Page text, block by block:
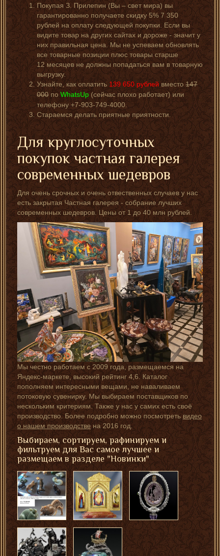
Покупая З. Прилепин (Вы – свет мира) вы
гарантированно получаете скидку 5% 7 350
рублей на оплату следующей покупки. Если вы
видите товар на других сайтах и дороже - значит у
них правильная цена. Мы не успеваем обновлять
все товарные позиции плюс товары старше
12 месяцев не должны попадаться вам в товарную
выгрузку.
Узнайте, как оплатить 139 650 рублейвместо 147
000 поWhatsUp (сейчас плохо работает) или
телефону +7-903-749-4000.
Стараемся делать приятные приятности.
Для круглосуточных
покупок частная галерея
современных шедевров
Для очень срочных и очень отвественных случаев у нас
есть закрытая Частная галерея - собрание лучших
современных шедевров. Цены от 1 до 40 млн рублей.
Мы честно работаем с 2009 года, размещаемся на
Яндекс-маркете, высокий рейтинг 4,6. Каталог
пополняем интересными вещами, не наваливаем
потоковую сувенирку. Мы выбираем поставщиков по
нескольким критериям. Также у нас у самих есть своё
производство. Более подробно можно посмотретьвидео
о нашем производствена 2016 год.
Выбираем, сортируем, рафинируем и
фильтруем для Вас самое лучшее и
размещаем в разделе "Новинки"